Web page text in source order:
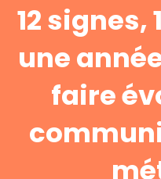
12 signes,
une
faire